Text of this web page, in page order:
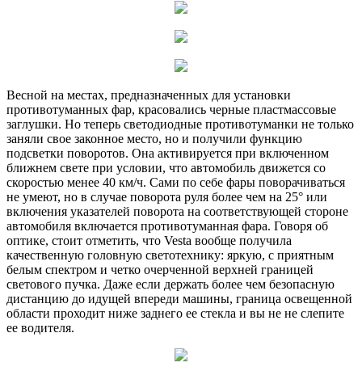
Весной на местах, предназначенных для установки
противотуманных фар, красовались черные пластмассовые
заглушки. Но теперь светодиодные противотуманки не только
заняли свое законное место, но и получили функцию
подсветки поворотов. Она активируется при включенном
ближнем свете при условии, что автомобиль движется со
скоростью менее 40 км/ч. Сами по себе фары поворачиваться
не умеют, но в случае поворота руля более чем на 25° или
включения указателей поворота на соответствующей стороне
автомобиля включается противотуманная фара. Говоря об
оптике, стоит отметить, что Vesta вообще получила
качественную головную светотехнику: яркую, с приятным
белым спектром и четко очерченной верхней границей
светового пучка. Даже если держать более чем безопасную
дистанцию до идущей впереди машины, граница освещенной
области проходит ниже заднего ее стекла и вы не не слепите
ее водителя.